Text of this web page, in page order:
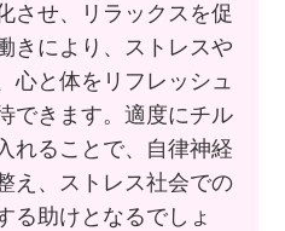
させ、リラックスを促
きにより、ストレスや
心と体をリフレッシュ
できます。適度にチル
れることで、自律神経
え、ストレス社会での
る助けとなるでしょ